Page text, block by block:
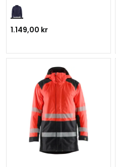
1.149,00 kr